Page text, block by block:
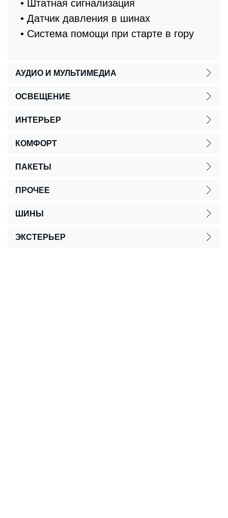
• Штатная сигнализация
• Датчик давления в шинах
• Система помощи при старте в гору
АУДИО И МУЛЬТИМЕДИА
ОСВЕЩЕНИЕ
ИНТЕРЬЕР
КОМФОРТ
ПАКЕТЫ
ПРОЧЕЕ
ШИНЫ
ЭКСТЕРЬЕР